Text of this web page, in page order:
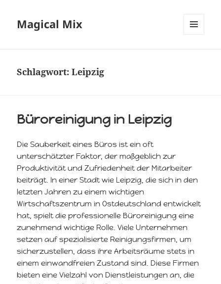
Magical Mix
Schlagwort:Leipzig
Büroreinigung in Leipzig
Die Sauberkeit eines Büros ist ein oft
unterschätzter Faktor, der maßgeblich zur
Produktivität und Zufriedenheit der Mitarbeiter
beiträgt. In einer Stadt wie Leipzig, die sich in den
letzten Jahren zu einem wichtigen
Wirtschaftszentrum in Ostdeutschland entwickelt
hat, spielt die professionelle Büroreinigung eine
zunehmend wichtige Rolle. Viele Unternehmen
setzen auf spezialisierte Reinigungsfirmen, um
sicherzustellen, dass ihre Arbeitsräume stets in
einem einwandfreien Zustand sind. Diese Firmen
bieten eine Vielzahl von Dienstleistungen an, die